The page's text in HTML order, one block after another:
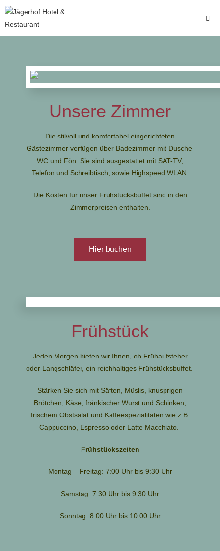
Unsere Zimmer
Die stilvoll und komfortabel eingerichteten
Gästezimmer verfügen über Badezimmer mit Dusche,
WC und Fön. Sie sind ausgestattet mit SAT-TV,
Telefon und Schreibtisch, sowie Highspeed WLAN.
Die Kosten für unser Frühstücksbuffet sind in den
Zimmerpreisen enthalten.
Hier buchen
Frühstück
Jeden Morgen bieten wir Ihnen, ob Frühaufsteher
oder Langschläfer, ein reichhaltiges Frühstücksbuffet.
Stärken Sie sich mit Säften, Müslis, knusprigen
Brötchen, Käse, fränkischer Wurst und Schinken,
frischem Obstsalat und Kaffeespezialitäten wie z.B.
Cappuccino, Espresso oder Latte Macchiato.
Frühstückszeiten
Montag – Freitag: 7:00 Uhr bis 9:30 Uhr
Samstag: 7:30 Uhr bis 9:30 Uhr
Sonntag: 8:00 Uhr bis 10:00 Uhr